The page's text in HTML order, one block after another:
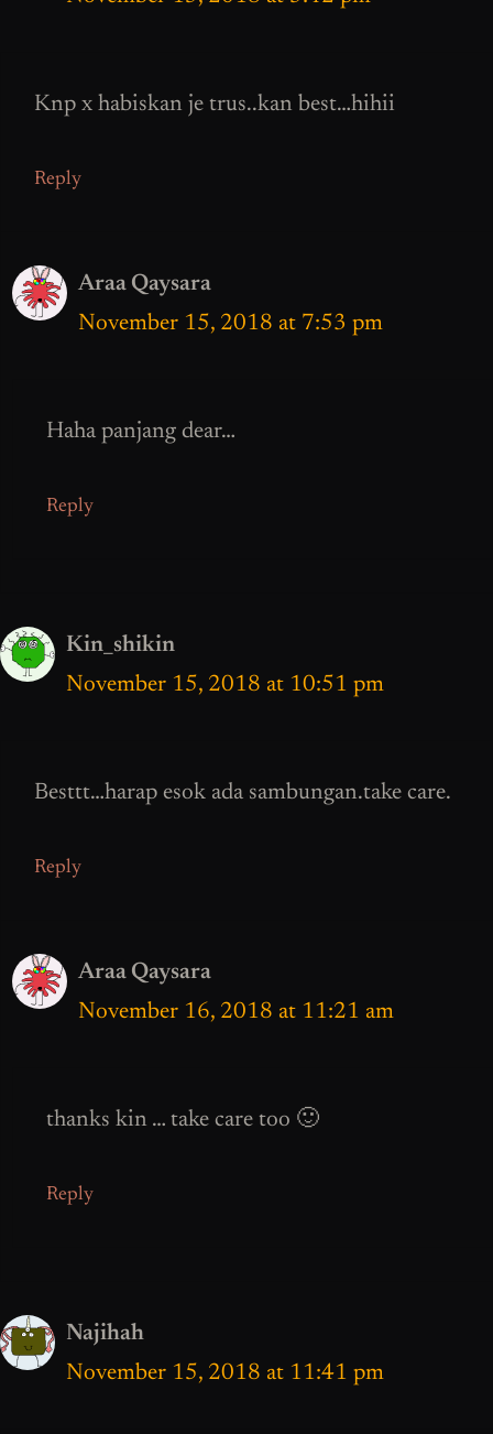
Knp x habiskan je trus..kan best…hihii
Reply
Araa Qaysara
November 15, 2018 at 7:53 pm
Haha panjang dear…
Reply
Kin_shikin
November 15, 2018 at 10:51 pm
Besttt…harap esok ada sambungan.take care.
Reply
Araa Qaysara
November 16, 2018 at 11:21 am
thanks kin … take care too 🙂
Reply
Najihah
November 15, 2018 at 11:41 pm